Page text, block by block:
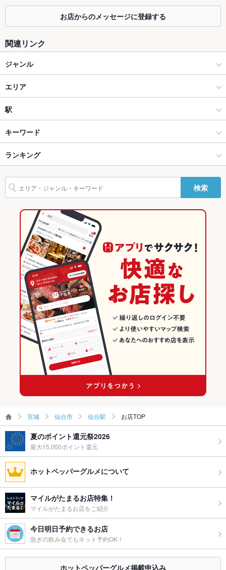
なし ：綺麗で広々ご利用いただけます
貸切 貸切不可
設備
Wi-Fi
バリアフリ
ー
駐車場
その他設備
あり
食べ放題 なし ：食べ放題はございません
カクテル充実、日本酒充実
お子様連れ お子様連れ不可
ウェディン
グパーティ
ー二次会
－
お祝い・サ
可
－
お店からのメッセージに登録する
関連リンク
ジャンル
居酒屋
和風
仙台市 × 居酒屋
仙台市 × 和風
青葉通一番町駅 × 居酒屋
青葉通一番町駅 × 和風
エリア
仙台駅
仙台駅 × 居酒屋
仙台駅 × 和風
宮城
宮城 × 居酒屋
宮城 × 和風
駅
青葉通一番町駅
仙台駅
広瀬通駅
キーワード
手羽先 からあげ
ランキング
宮城のグルメランキング
宮城の居酒屋ランキング
仙台市のグルメランキング
仙台市の居酒屋ランキング
仙台駅のグルメランキング
仙台駅の居酒屋ランキング
検索
宮城 仙台市 仙台駅 お店TOP
夏のポイント還元祭2026
最大15,000ポイント還元
ホットペッパーグルメについて
マイルがたまるお店特集！
マイルがたまるお店をご紹介
今日明日予約できるお店
急ぎの飲み会でもネット予約OK！
ホットペッパーグルメ掲載申込み